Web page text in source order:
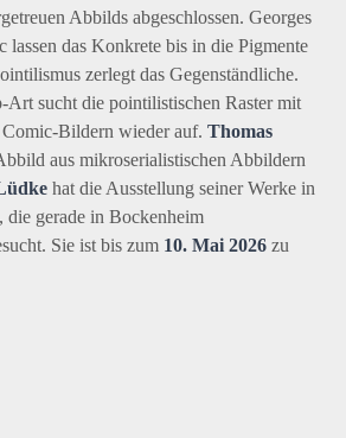
Abbilds abgeschlossen. Georges
lassen das Konkrete bis in die Pigmente
zerlegt das Gegenständliche.
Art sucht die pointilistischen Raster mit
Bildern wieder auf. Thomas
aus mikroserialistischen Abbildern
hat die Ausstellung seiner Werke in
die gerade in Bockenheim
Sie ist bis zum 10. Mai 2026 zu